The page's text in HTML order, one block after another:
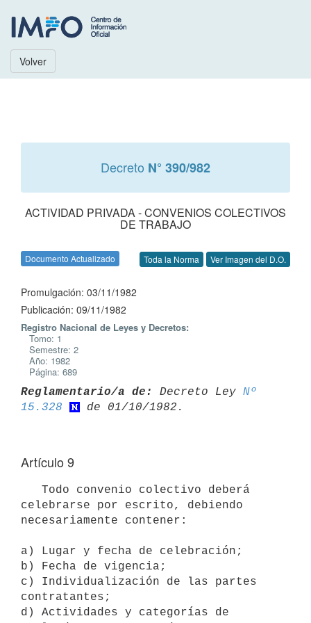
Volver
Decreto N° 390/982
ACTIVIDAD PRIVADA - CONVENIOS COLECTIVOS
DE TRABAJO
Documento Actualizado Toda la Norma Ver Imagen del D.O.
Promulgación: 03/11/1982
Publicación: 09/11/1982
Registro Nacional de Leyes y Decretos:
Tomo: 1
Semestre: 2
Año: 1982
Página: 689
Reglamentario/a de: Decreto Ley Nº
15.328
Artículo 9
celebrarse por escrito, debiendo
necesariamente contener:
a) Lugar y fecha de celebración;
b) Fecha de vigencia;
c) Individualización de las partes
contratantes;
d) Actividades y categorías de